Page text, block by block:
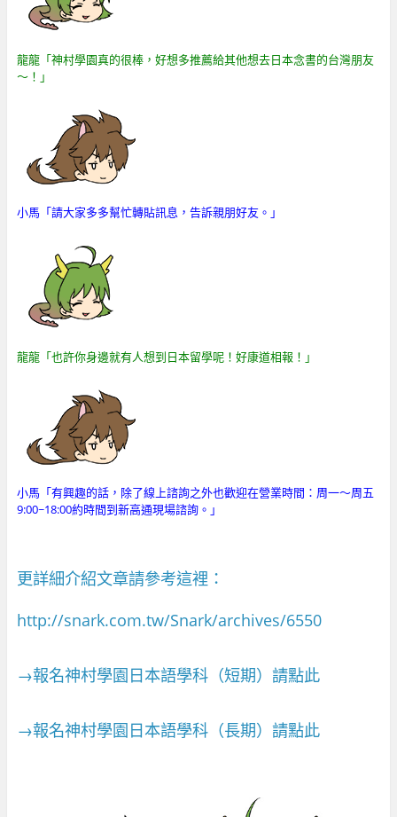
龍龍「神村學園真的很棒，好想多推薦給其他想去日本念書的台灣朋友
～！」
小馬「請大家多多幫忙轉貼訊息，告訴親朋好友。 」
龍龍「也許你身邊就有人想到日本留學呢！好康道相報！」
小馬「有興趣的話，除了線上諮詢之外也歡迎在營業時間：周一～周五
9:00~18:00約時間到新高通現場諮詢。 」
更詳細介紹文章請參考這裡：
http://snark.com.tw/Snark/archives/6550
→報名神村學園日本語學科（短期）請點此
→報名神村學園日本語學科（長期）請點此